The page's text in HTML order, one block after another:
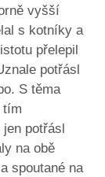
vyšší
s kotníky a
přelepil
potřásl
S těma
tím
potřásl
na obě
spoutané na